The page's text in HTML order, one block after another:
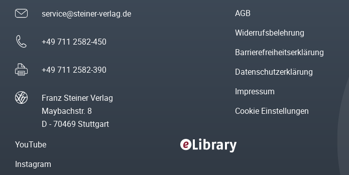
service@steiner-verlag.de
+49 711 2582-450
+49 711 2582-390
Franz Steiner Verlag
Maybachstr. 8
D - 70469 Stuttgart
AGB
Widerrufsbelehrung
Barrierefreiheitserklärung
Datenschutzerklärung
Impressum
Cookie Einstellungen
YouTube
Instagram